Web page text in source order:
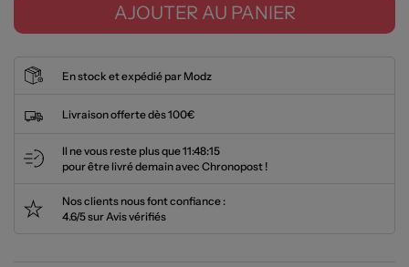
AJOUTER AU PANIER
En stock et expédié par Modz
Livraison offerte dès 100€
Il ne vous reste plus que11:48:15
pour être livré demain avec Chronopost !
Nos clients nous font confiance :
4.6/5 sur Avis vérifiés